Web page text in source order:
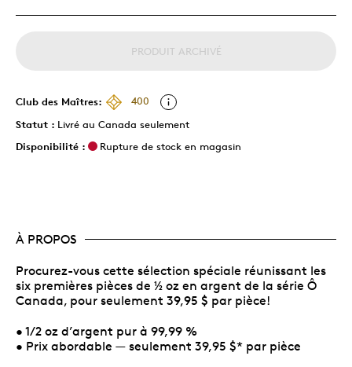
PRODUIT ARCHIVÉ
Club des Maîtres:
400
Statut : Livré au Canada seulement
Disponibilité :
Rupture de stock en magasin
À PROPOS
Procurez-vous cette sélection spéciale réunissant les
six premières pièces de ½ oz en argent de la série Ô
Canada, pour seulement 39,95 $ par pièce!
• 1/2 oz d’argent pur à 99,99 %
• Prix abordable — seulement 39,95 $* par pièce